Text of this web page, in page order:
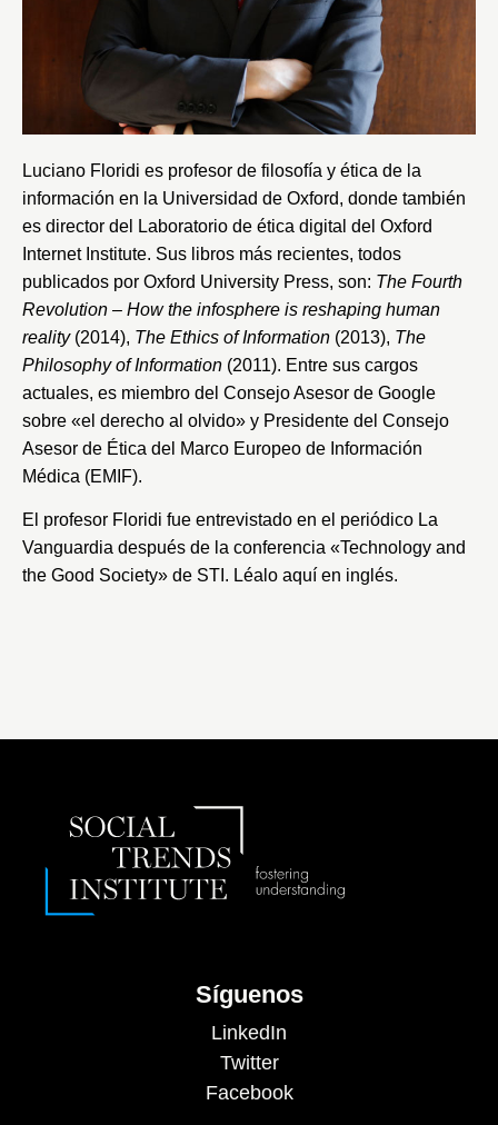
Luciano Floridi es profesor de filosofía y ética de la
información en la Universidad de Oxford, donde también
es director del Laboratorio de ética digital del Oxford
Internet Institute. Sus libros más recientes, todos
publicados por Oxford University Press, son: The Fourth
Revolution – How the infosphere is reshaping human
reality(2014), The Ethics of Information (2013), The
Philosophy of Information (2011). Entre sus cargos
actuales, es miembro del Consejo Asesor de Google
sobre «el derecho al olvido» y Presidente del Consejo
Asesor de Ética del Marco Europeo de Información
Médica (EMIF).
El profesor Floridi fue entrevistado en el periódico La
Vanguardia después de la conferencia «Technology and
the Good Society» de STI. Léalo aquí en inglés.
Síguenos
LinkedIn
Twitter
Facebook